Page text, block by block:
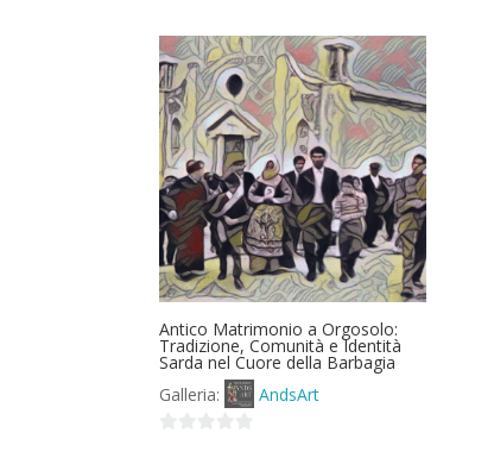
5
Antico Matrimonio a Orgosolo:
Tradizione, Comunità e Identità
Sarda nel Cuore della Barbagia
Galleria:
AndsArt